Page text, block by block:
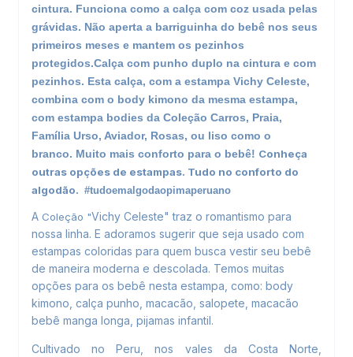
cintura. Funciona como a calça com coz usada pelas
grávidas. Não aperta a barriguinha do bebê nos seus
primeiros meses e mantem os pezinhos
protegidos.Calça com punho duplo na cintura e com
pezinhos. Esta calça, com a estampa Vichy Celeste,
combina com o body kimono da mesma estampa,
com estampa bodies da Coleção Carros, Praia,
Família Urso, Aviador, Rosas, ou liso como o
branco. Muito mais conforto para o bebê! Conheça
outras opções de estampas. Tudo no conforto do
algodão. #tudoemalgodaopimaperuano
A Coleção "Vichy Celeste" traz o romantismo para
nossa linha. E adoramos sugerir que seja usado com
estampas coloridas para quem busca vestir seu bebê
de maneira moderna e descolada. Temos muitas
opções para os bebê nesta estampa, como: body
kimono, calça punho, macacão, salopete, macacão
bebê manga longa, pijamas infantil.
Cultivado no Peru, nos vales da Costa Norte,